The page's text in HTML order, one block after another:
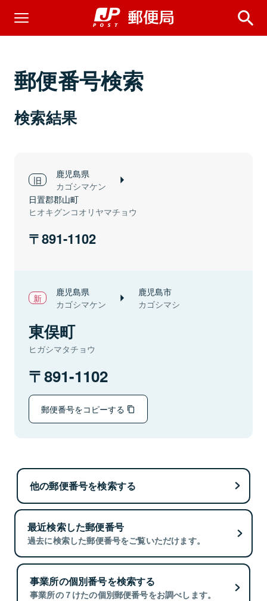
郵便番号検索
検索結果
鹿児島県
カゴシマケン
日置郡郡山町
ヒオキグンコオリヤマチョウ
891-1102
鹿児島県
カゴシマケン
鹿児島市
カゴシマシ
東俣町
ヒガシマタチョウ
891-1102
郵便番号をコピーする
他の郵便番号を検索する
最近検索した郵便番号
過去に検索した郵便番号をご覧いただけます。
事業所の個別番号を検索する
事業所の７けたの個別郵便番号をお調べします。